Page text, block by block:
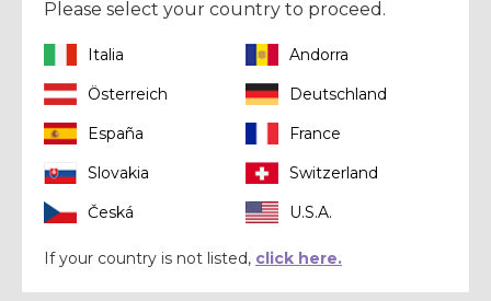
iniziato a creare prodotti nuovi per chi vuole vivere la
montagna ogni giorno.
Mi sono concentrata sulla funzionalità e sul comfort:
capi essenziali, costruiti e pensati per un utilizzo
specifico, i capi per tutti non esistono.
Imparando dal mondo delle gare che ho conosciuto
tanto da vicino ho tolto il superfluo, ridotto al
massimo il peso e l’ingombro di ogni mio prodotto
modo efficace, con velocità e leggerezza. Insomma,
Please select your country to proceed.
Italia
Andorra
Österreich
Deutschland
España
France
Slovakia
Switzerland
Česká
U.S.A.
If your country is not listed, click here.